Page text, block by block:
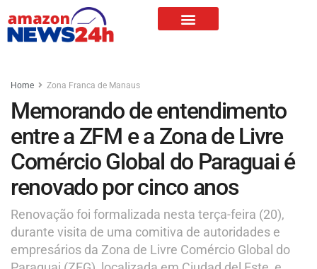
Home Zona Franca de Manaus
Memorando de entendimento
entre a ZFM e a Zona de Livre
Comércio Global do Paraguai é
renovado por cinco anos
Renovação foi formalizada nesta terça-feira (20),
durante visita de uma comitiva de autoridades e
empresários da Zona de Livre Comércio Global do